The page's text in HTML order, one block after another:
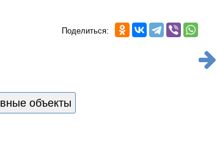
Поделиться:
объекты